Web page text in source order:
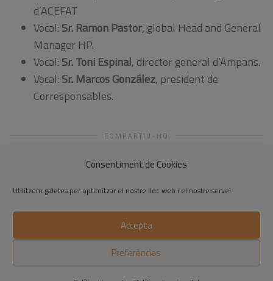
Consentiment de Cookies
Utilitzem galetes per optimitzar el nostre lloc web i el nostre servei.
Accepta
Preferències
d’ACEFAT
Vocal: Sr. Ramon Pastor, global Head and General
Manager HP.
Vocal: Sr. Toni Espinal, director general d’Ampans.
Vocal: Sr. Marcos González, president de
Corresponsables.
COMPARTIU-HO
©2014-2026 Respon.cat
Política de privadesa Política de cookies